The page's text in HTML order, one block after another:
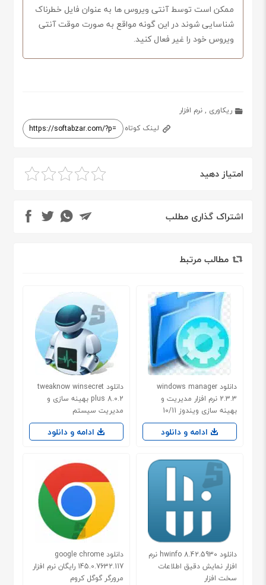
ممکن است توسط آنتی ویروس ها به عنوان فایل خطرناک
شناسایی شوند در این گونه مواقع به صورت موقت آنتی
ویروس خود را غیر فعال کنید.
ریکاوری ,نرم افزار
لینک کوتاه
امتیاز دهید
اشتراک گذاری مطلب
مطالب مرتبط
دانلود windows manager
2.3.3 نرم افزار مدیریت و
بهینه سازی ویندوز 10/11
ادامه و دانلود
دانلود tweaknow winsecret
plus 8.0.2 بهینه سازی و
مدیریت سیستم
ادامه و دانلود
دانلود hwinfo 8.42.5930 نرم
افزار نمایش دقیق اطلاعات
سخت افزار
دانلود google chrome
145.0.7632.117 رایگان نرم افزار
مرورگر گوگل کروم